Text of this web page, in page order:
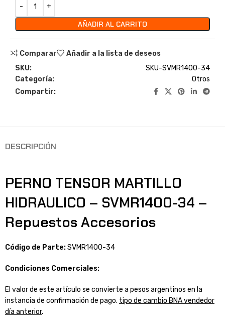
AÑADIR AL CARRITO
Comparar
Añadir a la lista de deseos
SKU:
SKU-SVMR1400-34
Categoría:
Otros
Compartir:
DESCRIPCIÓN
PERNO TENSOR MARTILLO
HIDRAULICO – SVMR1400-34 –
Repuestos Accesorios
Código de Parte:SVMR1400-34
Condiciones Comerciales:
El valor de este artículo se convierte a pesos argentinos en la
instancia de confirmación de pago. tipo de cambio BNA vendedor
día anterior.